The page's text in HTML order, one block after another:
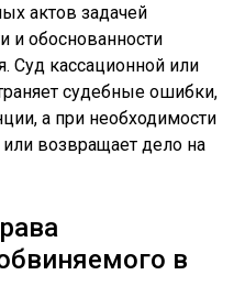
актов задачей
и обоснованности
Суд кассационной или
судебные ошибки,
а при необходимости
возвращает дело на
в